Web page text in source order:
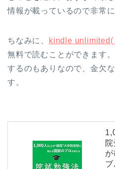
情報が載っているので非常
ちなみに、 kindle unlimited(
無料で読むことができます
するのもありなので、金欠
す。
ブ